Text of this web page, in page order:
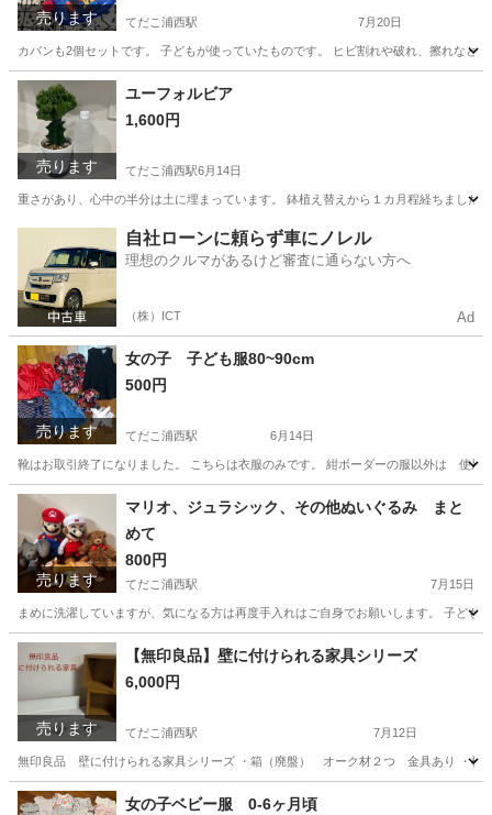
売ります てだこ浦西駅 7月20日
カバンも2個セットです。 子どもが使っていたものです。 ヒビ割れや破れ、擦れなど
沖縄 うるま市 てだこ浦西駅
売ります
ユーフォルビア
1,600円
てだこ浦西駅6月14日
重さがあり、心中の半分は土に埋まっています。 鉢植え替えから１カ月程経ちました
てだこ浦西駅 家庭用品 ユーフォルビア
自社ローンに頼らず車にノレル
理想のクルマがあるけど審査に通らない方へ
（株）ICT Ad
売ります
女の子 子ども服80~90cm
500円
てだこ浦西駅 6月14日
靴はお取引終了になりました。 こちらは衣服のみです。 紺ボーダーの服以外は 使用
沖縄 うるま市 てだこ浦西駅 子供用品 子ども
売ります
マリオ、ジュラシック、その他ぬいぐるみ まと
めて
800円
てだこ浦西駅 7月15日
まめに洗濯していますが、気になる方は再度手入れはご自身でお願いします。 子ど
沖縄 うるま市 てだこ浦西駅 おもちゃ
売ります
【無印良品】壁に付けられる家具シリーズ
6,000円
てだこ浦西駅 7月12日
無印良品 壁に付けられる家具シリーズ ・箱（廃盤） オーク材２つ 金具あり ・
沖縄 うるま市 てだこ浦西駅
女の子ベビー服 0-6ヶ月頃